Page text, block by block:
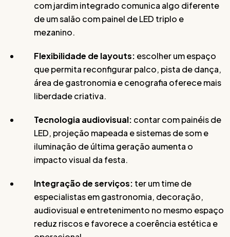
com jardim integrado comunica algo diferente
de um salão com painel de LED triplo e
mezanino.
Flexibilidade de layouts: escolher um espaço
que permita reconfigurar palco, pista de dança,
área de gastronomia e cenografia oferece mais
liberdade criativa.
Tecnologia audiovisual: contar com painéis de
LED, projeção mapeada e sistemas de som e
iluminação de última geração aumenta o
impacto visual da festa.
Integração de serviços: ter um time de
especialistas em gastronomia, decoração,
audiovisual e entretenimento no mesmo espaço
reduz riscos e favorece a coerência estética e